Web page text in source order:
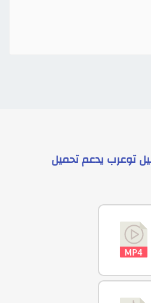
توعرب يدعمتحميل